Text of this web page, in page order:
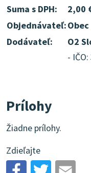
Suma s DPH:
2,00
Objednávateľ:
Dodávateľ:
O2
-
Prílohy
Žiadne prílohy.
Zdieľajte